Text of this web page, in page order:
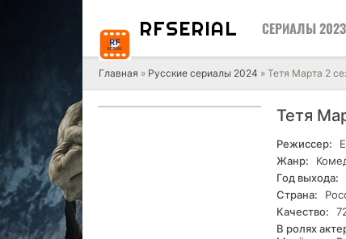
RFSERIAL СЕРИАЛЫ 2023
Главная » Русские сериалы 2024 » Тетя Марта 2
Тетя
Режиссер:
Жанр:
Год выхода:
Страна:
Качество:
В ролях